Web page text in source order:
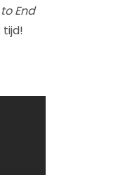
End
tijd!